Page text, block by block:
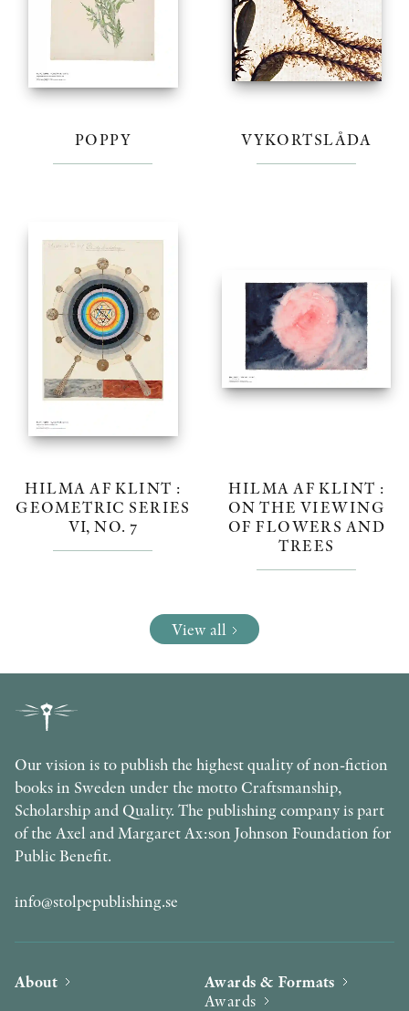
POPPY VYKORTSLÅDA
HILMA AF KLINT :
GEOMETRIC SERIES
VI, NO. 7
HILMA AF KLINT :
ON THE VIEWING
OF FLOWERS AND
TREES
View all
Our vision is to publish the highest quality of non-fiction
books in Sweden under the motto Craftsmanship,
Scholarship and Quality. The publishing company is part
of the Axel and Margaret Ax:son Johnson Foundation for
Public Benefit.
info@stolpepublishing.se
About
Awards & Formats
Awards